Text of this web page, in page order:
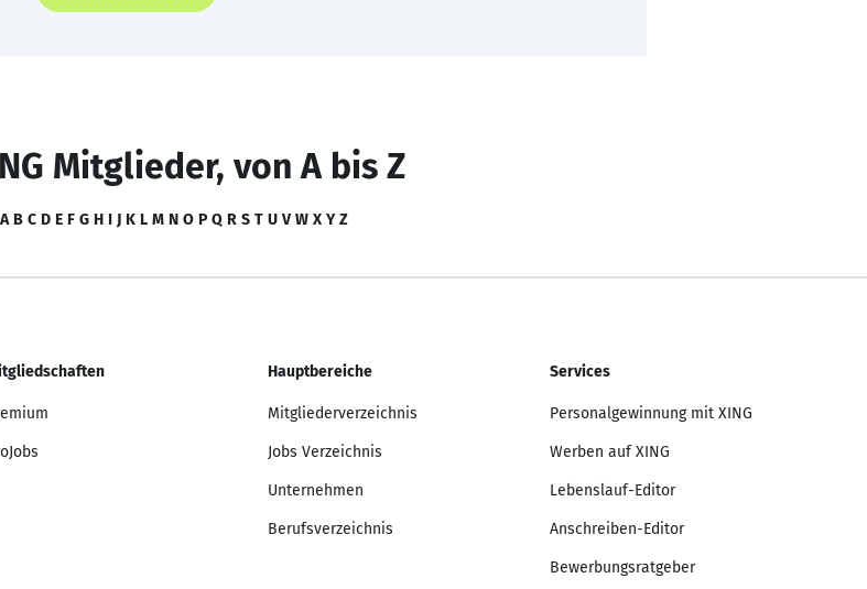
Mitglieder, von A bis Z
A B C D E F G H I J K L M N O P Q R S T U V W X Y Z
Hauptbereiche
Mitgliederverzeichnis
Jobs Verzeichnis
Unternehmen
Berufsverzeichnis
Services
Personalgewinnung mit XING
Werben auf XING
Lebenslauf-Editor
Anschreiben-Editor
Bewerbungsratgeber